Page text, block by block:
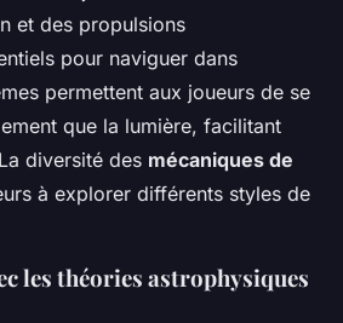
et des propulsions
pour naviguer dans
permettent aux joueurs de se
que la lumière, facilitant
diversité des mécaniques de
à explorer différents styles de
les théories astrophysiques